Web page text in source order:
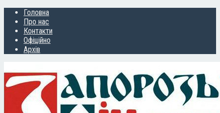
Головна
Про нас
Контакти
Офіційно
Архів